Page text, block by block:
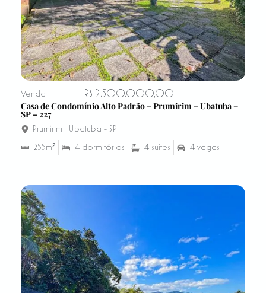
Venda
R$ 2.500.000,00
Casa de Condomínio Alto Padrão – Prumirim – Ubatuba –
SP – 227
Prumirim , Ubatuba - SP
255m²
4 dormitórios 4 suítes 4 vagas